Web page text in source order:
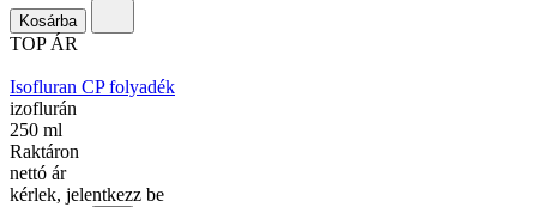
Kosárba
TOP ÁR
Isofluran CP folyadék
izoflurán
250 ml
Raktáron
nettó ár
kérlek, jelentkezz be